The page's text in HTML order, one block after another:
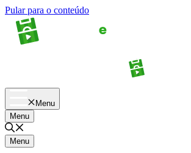
Pular para o conteúdo
Menu
Menu
Menu